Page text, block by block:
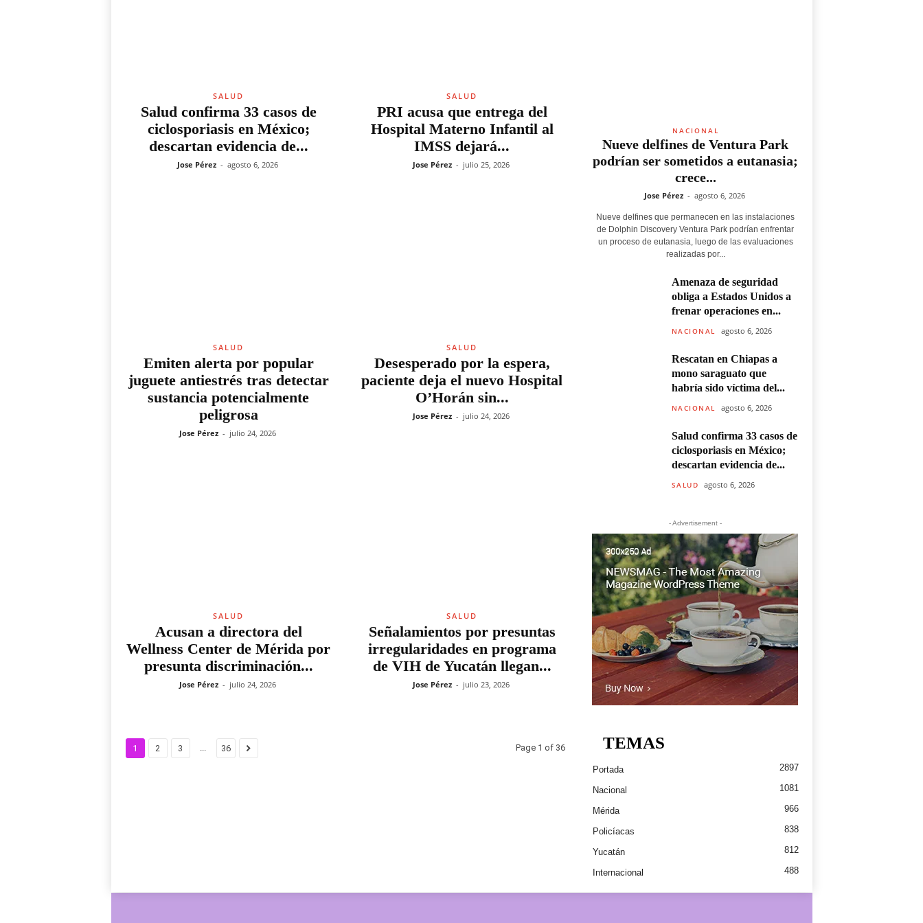
SALUD
Salud confirma 33 casos de
ciclosporiasis en México;
descartan evidencia de...
Jose Pérez - agosto 6, 2026
SALUD
PRI acusa que entrega del
Hospital Materno Infantil al
IMSS dejará...
Jose Pérez - julio 25, 2026
SALUD
Emiten alerta por popular
juguete antiestrés tras detectar
sustancia potencialmente
peligrosa
Jose Pérez - julio 24, 2026
SALUD
Desesperado por la espera,
paciente deja el nuevo Hospital
O’Horán sin...
Jose Pérez - julio 24, 2026
SALUD
Acusan a directora del
Wellness Center de Mérida por
presunta discriminación...
Jose Pérez - julio 24, 2026
SALUD
Señalamientos por presuntas
irregularidades en programa
de VIH de Yucatán llegan...
Jose Pérez - julio 23, 2026
1 2 3 ... 36 Page 1 of 36
NACIONAL
Nueve delfines de Ventura Park
podrían ser sometidos a eutanasia;
crece...
Jose Pérez - agosto 6, 2026
Nueve delfines que permanecen en las instalaciones
de Dolphin Discovery Ventura Park podrían enfrentar
un proceso de eutanasia, luego de las evaluaciones
realizadas por...
Amenaza de seguridad
obliga a Estados Unidos a
frenar operaciones en...
NACIONAL agosto 6, 2026
Rescatan en Chiapas a
mono saraguato que
habría sido víctima del...
NACIONAL agosto 6, 2026
Salud confirma 33 casos de
ciclosporiasis en México;
descartan evidencia de...
SALUD agosto 6, 2026
- Advertisement -
TEMAS
Portada 2897
Nacional 1081
Mérida 966
Policíacas 838
Yucatán 812
Internacional 488